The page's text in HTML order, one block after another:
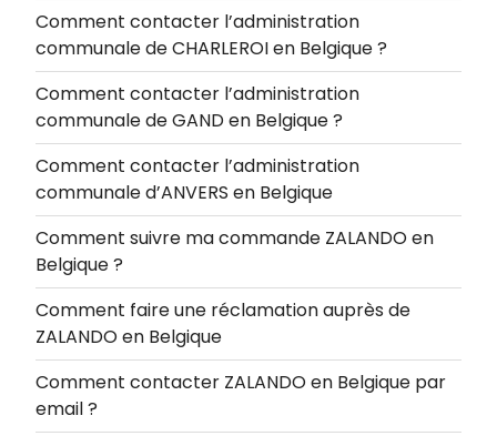
Comment contacter l’administration
communale de CHARLEROI en Belgique ?
Comment contacter l’administration
communale de GAND en Belgique ?
Comment contacter l’administration
communale d’ANVERS en Belgique
Comment suivre ma commande ZALANDO en
Belgique ?
Comment faire une réclamation auprès de
ZALANDO en Belgique
Comment contacter ZALANDO en Belgique par
email ?